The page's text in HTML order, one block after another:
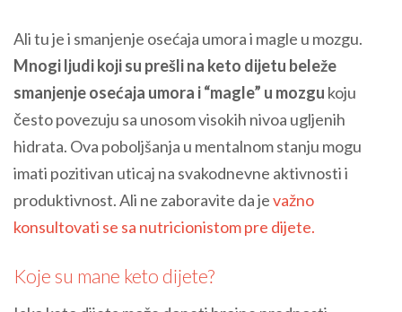
Ali tu je i smanjenje osećaja umora i magle u mozgu.
Mnogi ljudi koji su prešli na keto dijetu beleže
smanjenje osećaja umora i “magle” u mozgu koju
često povezuju sa unosom visokih nivoa ugljenih
hidrata. Ova poboljšanja u mentalnom stanju mogu
imati pozitivan uticaj na svakodnevne aktivnosti i
produktivnost. Ali ne zaboravite da jevažno
konsultovati se sa nutricionistom pre dijete.
Koje su mane keto dijete?